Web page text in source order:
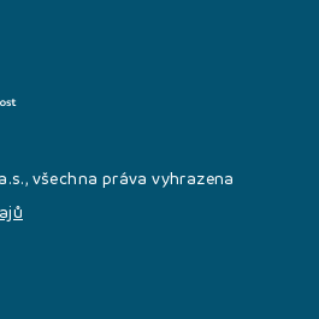
všechna práva vyhrazena